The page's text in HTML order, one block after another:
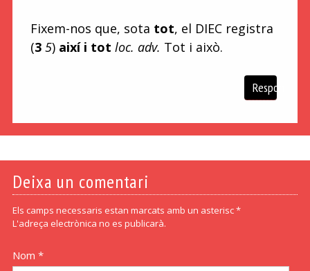
Fixem-nos que, sota tot, el DIEC registra
(3 5) així i tot loc. adv. Tot i això.
Respon
Deixa un comentari
Els camps necessaris estan marcats amb un asterisc *
L'adreça electrònica no es publicarà.
Nom *